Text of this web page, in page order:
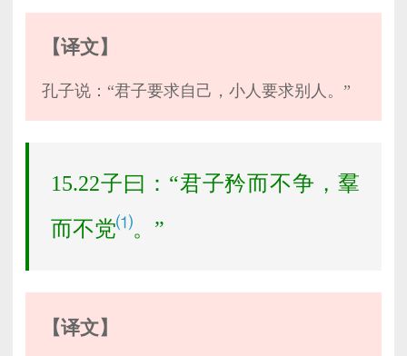
【译文】
孔子说：“君子要求自己，小人要求别人。”
15.22子曰：“君子矜而不争，羣
而不党⑴。”
【译文】